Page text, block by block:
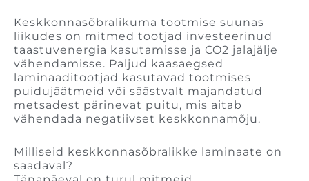
Keskkonnasõbralikuma tootmise suunas
liikudes on mitmed tootjad investeerinud
taastuvenergia kasutamisse ja CO2 jalajälje
vähendamisse. Paljud kaasaegsed
laminaaditootjad kasutavad tootmises
puidujäätmeid või säästvalt majandatud
metsadest pärinevat puitu, mis aitab
vähendada negatiivset keskkonnamõju.
Milliseid keskkonnasõbralikke laminaate on
saadaval?